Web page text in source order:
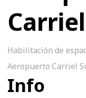
Habilitación de
Aeropuerto Carriel
Info